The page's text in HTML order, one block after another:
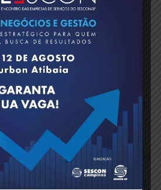
Carlos Santos se reuniu com
presidente da Frente
e Pequenas Empresas,
Passarinho, além de
Atualiza Simples, do qual o
do Sescon-SP reforçou que “os
Nacional acabam punindo
ser incentivo para gerar
Ele também
Nacional não representa renúncia
de arrecadação diferenciado
a formalização e o crescimento